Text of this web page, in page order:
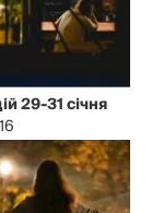
29-31 січня